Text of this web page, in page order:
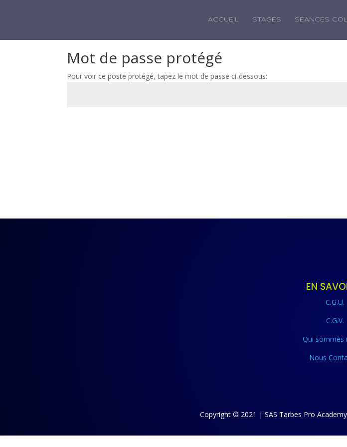
ACCUEIL STAGES SEANCES
Mot de passe protégé
Pour voir ce poste protégé, tapez le mot de passe ci-dessous:
EN
C.G.U.
C.G.V.
Qui sommes
Nous
Copyright © 2021 | SAS Tarbes Pro